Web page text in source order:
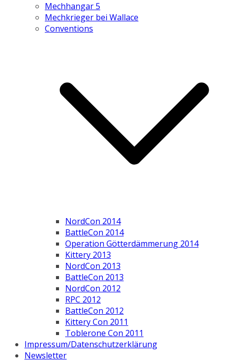
Mechhangar 5
Mechkrieger bei Wallace
Conventions
NordCon 2014
BattleCon 2014
Operation Götterdämmerung 2014
Kittery 2013
NordCon 2013
BattleCon 2013
NordCon 2012
RPC 2012
BattleCon 2012
Kittery Con 2011
Toblerone Con 2011
Impressum/Datenschutzerklärung
Newsletter